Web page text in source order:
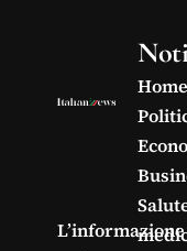
L’informazione
Home